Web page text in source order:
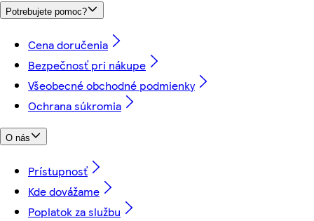
Potrebujete pomoc?
Cena doručenia
Bezpečnosť pri nákupe
Všeobecné obchodné podmienky
Ochrana súkromia
O nás
Prístupnosť
Kde dovážame
Poplatok za službu